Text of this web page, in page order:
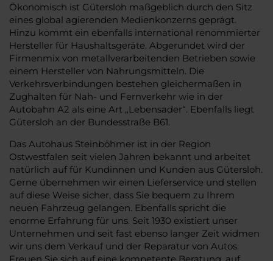
Ökonomisch ist Gütersloh maßgeblich durch den Sitz
eines global agierenden Medienkonzerns geprägt.
Hinzu kommt ein ebenfalls international renommierter
Hersteller für Haushaltsgeräte. Abgerundet wird der
Firmenmix von metallverarbeitenden Betrieben sowie
einem Hersteller von Nahrungsmitteln. Die
Verkehrsverbindungen bestehen gleichermaßen in
Zughalten für Nah- und Fernverkehr wie in der
Autobahn A2 als eine Art „Lebensader“. Ebenfalls liegt
Gütersloh an der Bundesstraße B61.
Das Autohaus Steinböhmer ist in der Region
Ostwestfalen seit vielen Jahren bekannt und arbeitet
natürlich auf für Kundinnen und Kunden aus Gütersloh.
Gerne übernehmen wir einen Lieferservice und stellen
auf diese Weise sicher, dass Sie bequem zu Ihrem
neuen Fahrzeug gelangen. Ebenfalls spricht die
enorme Erfahrung für uns. Seit 1930 existiert unser
Unternehmen und seit fast ebenso langer Zeit widmen
wir uns dem Verkauf und der Reparatur von Autos.
Freuen Sie sich auf eine kompetente Beratung, auf